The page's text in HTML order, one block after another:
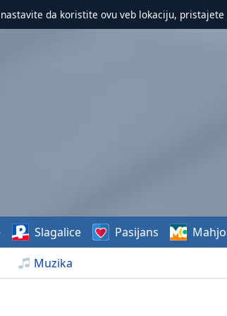
nastavite da koristite ovu veb lokaciju,
Muzika
Slagalice Pasijans